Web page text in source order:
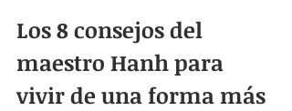
Los 8 consejos del
maestro Hanh para
vivir de una forma más